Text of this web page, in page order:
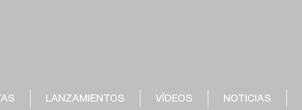
LANZAMIENTOS VÍDEOS NOTICIAS